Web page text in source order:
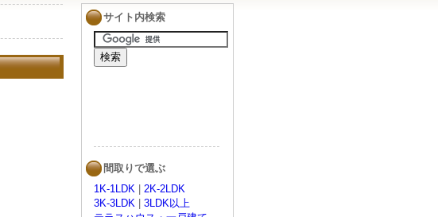
サイト内検索
間取りで選ぶ
1K-1LDK
2K-2LDK
3K-3LDK
3LDK以上